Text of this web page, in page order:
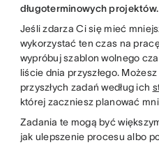
długoterminowych projektów.
Jeśli zdarza Ci się mieć
wykorzystać ten czas na
wypróbuj szablon wolnego
liście dnia przyszłego.
przyszłych zadań według ich
której zaczniesz planować
Zadania te mogą być
jak ulepszenie procesu albo